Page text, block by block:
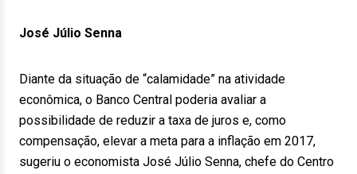
José Júlio Senna
Diante da situação de “calamidade” na atividade
econômica, o Banco Central poderia avaliar a
possibilidade de reduzir a taxa de juros e, como
compensação, elevar a meta para a inflação em 2017,
sugeriu o economista José Júlio Senna, chefe do Centro